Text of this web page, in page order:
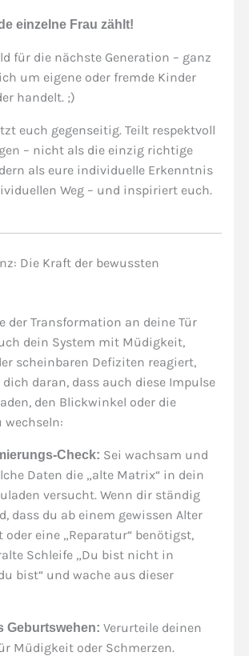
einzelne Frau zählt!
für die nächste Generation – ganz
um eigene oder fremde Kinder
handelt. ;)
euch gegenseitig. Teilt respektvoll
– nicht als die einzig richtige
als eure individuelle Erkenntnis
Weg – und inspiriert euch.
Die Kraft der bewussten
der Transformation an deine Tür
dein System mit Müdigkeit,
scheinbaren Defiziten reagiert,
daran, dass auch diese Impulse
den Blickwinkel oder die
wechseln:
Check: Sei wachsam und
Daten die „alte Matrix“ in dein
versucht. Wenn dir ständig
dass du ab einem gewissen Alter
eine „Reparatur“ benötigst,
Schleife „Du bist nicht in
bist“ und wache aus dieser
Geburtswehen: Verurteile deinen
Müdigkeit oder Schmerzen.